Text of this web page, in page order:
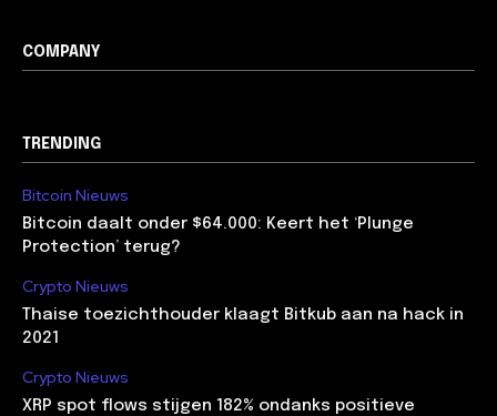
COMPANY
TRENDING
Bitcoin Nieuws
Bitcoin daalt onder $64.000: Keert het ‘Plunge
Protection’ terug?
Crypto Nieuws
Thaise toezichthouder klaagt Bitkub aan na hack in
2021
Crypto Nieuws
XRP spot flows stijgen 182% ondanks positieve